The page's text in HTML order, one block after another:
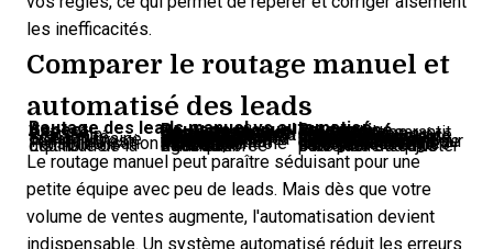
les inefficacités.
Comparer le routage manuel et
automatisé des leads
Routage des leads manuel vs automatisé
Aspect Routage manuelRoutage automatisé
Vitesse Plus lent, surtout lorsque le flux de leads augmente Plus rapide, garantit une attribution expéditive
Précision Dépend des connaissances et du jugement de la personne Plus cohérent grâce à des règles prédéfinies
Scalabilité Limitée, devient lourde avec un volume élevé de leads Hautement scalable, gère aisément les volumes croissants
Erreur humaine Sujet à des erreurs dues à la saisie manuelle Diminue l’erreur humaine grâce à l’automatisation
Temps investi Demandant en temps, surtout pour les managers Libère du temps pour que les managers se concentrent sur la stratégie
PersonnalisationPlus de contrôle sur chaque attribution Nécessite une configuration mais s’adapte aux règles
Équilibre de la distribution Peut être déséquilibrée sans suivi rigoureux
Plus facile à surveiller et à ajuster pour plus d’équité
Le routage manuel peut paraître séduisant pour une
petite équipe avec peu de leads. Mais dès que votre
volume de ventes augmente, l'automatisation devient
indispensable. Un système automatisé réduit les erreurs